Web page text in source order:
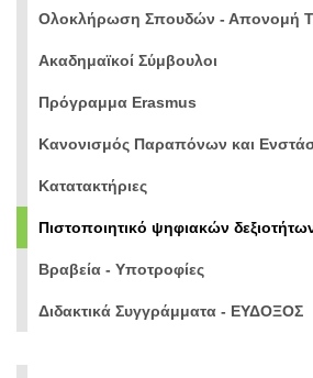
Ολοκλήρωση Σπουδών - Απονομή
Ακαδημαϊκοί Σύμβουλοι
Πρόγραμμα Erasmus
Κανονισμός Παραπόνων και
Κατατακτήριες
Πιστοποιητικό ψηφιακών
Βραβεία - Υποτροφίες
Διδακτικά Συγγράμματα - ΕΥΔΟΞΟΣ